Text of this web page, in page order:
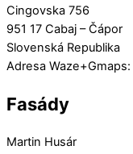
Cingovska 756
951 17 Cabaj – Čápor
Slovenská Republika
Adresa
Fasády
Martin Husár